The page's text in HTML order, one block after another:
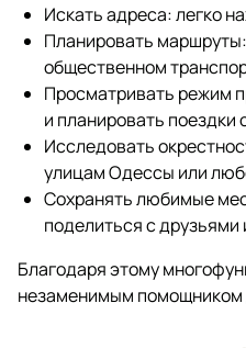
Искать адреса: легко
Планировать
общественном
Просматривать режим
и планировать поездки
Исследовать
улицам Одессы или
Сохранять любимые
поделиться с друзьями
Благодаря этому
незаменимым помощником